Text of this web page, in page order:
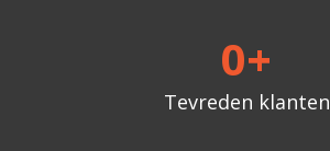
0+
Tevreden klanten